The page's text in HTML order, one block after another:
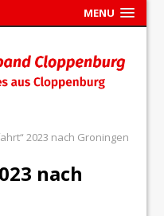
MENU
2023 nach Groningen
nach